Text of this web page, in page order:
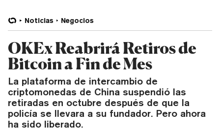
Noticias Negocios
OKEx Reabrirá Retiros de
Bitcoin a Fin de Mes
La plataforma de intercambio de
criptomonedas de China suspendió las
retiradas en octubre después de que la
policía se llevara a su fundador. Pero ahora
ha sido liberado.